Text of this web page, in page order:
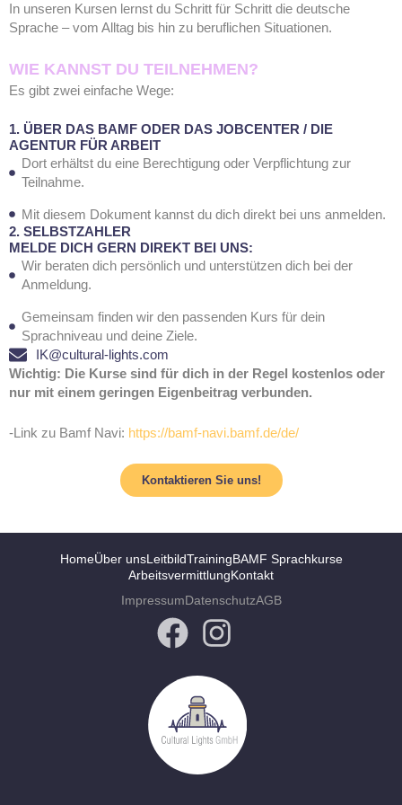
In unseren Kursen lernst du Schritt für Schritt die deutsche
Sprache – vom Alltag bis hin zu beruflichen Situationen.
WIE KANNST DU TEILNEHMEN?
Es gibt zwei einfache Wege:
1. ÜBER DAS BAMF ODER DAS JOBCENTER / DIE
AGENTUR FÜR ARBEIT
Dort erhältst du eine Berechtigung oder Verpflichtung zur
Teilnahme.
Mit diesem Dokument kannst du dich direkt bei uns anmelden.
2. SELBSTZAHLER
MELDE DICH GERN DIREKT BEI UNS:
Wir beraten dich persönlich und unterstützen dich bei der
Anmeldung.
Gemeinsam finden wir den passenden Kurs für dein
Sprachniveau und deine Ziele.
IK@cultural-lights.com
Wichtig: Die Kurse sind für dich in der Regel kostenlos oder
nur mit einem geringen Eigenbeitrag verbunden.
-Link zu Bamf Navi: https://bamf-navi.bamf.de/de/
Kontaktieren Sie uns!
HomeÜber unsLeitbildTrainingBAMF Sprachkurse
ArbeitsvermittlungKontakt
ImpressumDatenschutzAGB